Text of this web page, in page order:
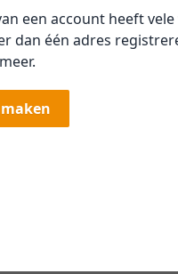
een account heeft
dan één adres